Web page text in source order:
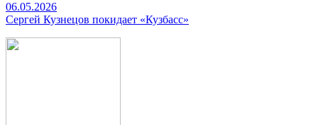
06.05.2026
Сергей Кузнецов покидает «Кузбасс»